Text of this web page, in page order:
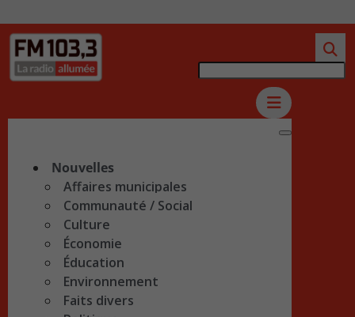
Nouvelles
Affaires municipales
Communauté / Social
Culture
Économie
Éducation
Environnement
Faits divers